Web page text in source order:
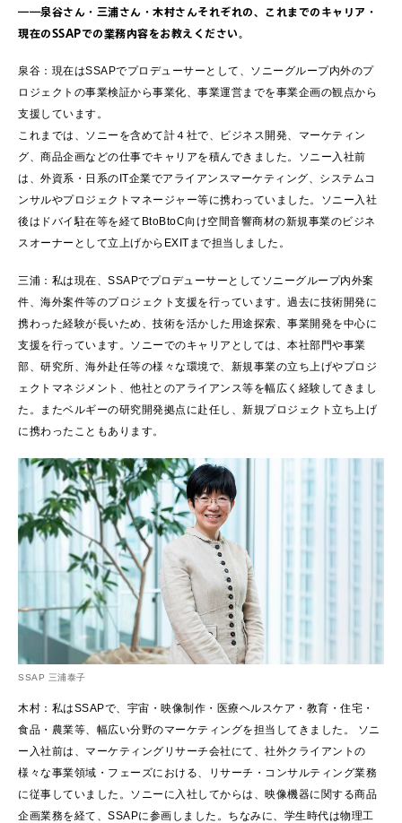
――泉谷さん・三浦さん・木村さんそれぞれの、これまでのキャリア・
現在のSSAPでの業務内容をお教えください。
泉谷：現在はSSAPでプロデューサーとして、ソニーグループ内外のプ
ロジェクトの事業検証から事業化、事業運営までを事業企画の観点から
支援しています。
これまでは、ソニーを含めて計４社で、ビジネス開発、マーケティン
グ、商品企画などの仕事でキャリアを積んできました。ソニー入社前
は、外資系・日系のIT企業でアライアンスマーケティング、システムコ
ンサルやプロジェクトマネージャー等に携わっていました。ソニー入社
後はドバイ駐在等を経てBtoBtoC向け空間音響商材の新規事業のビジネ
スオーナーとして立上げからEXITまで担当しました。
三浦：私は現在、SSAPでプロデューサーとしてソニーグループ内外案
件、海外案件等のプロジェクト支援を行っています。過去に技術開発に
携わった経験が長いため、技術を活かした用途探索、事業開発を中心に
支援を行っています。ソニーでのキャリアとしては、本社部門や事業
部、研究所、海外赴任等の様々な環境で、新規事業の立ち上げやプロジ
ェクトマネジメント、他社とのアライアンス等を幅広く経験してきまし
た。またベルギーの研究開発拠点に赴任し、新規プロジェクト立ち上げ
に携わったこともあります。
SSAP 三浦泰子
木村：私はSSAPで、宇宙・映像制作・医療ヘルスケア・教育・住宅・
食品・農業等、幅広い分野のマーケティングを担当してきました。 ソニ
ー入社前は、マーケティングリサーチ会社にて、社外クライアントの
様々な事業領域・フェーズにおける、リサーチ・コンサルティング業務
に従事していました。ソニーに入社してからは、映像機器に関する商品
企画業務を経て、SSAPに参画しました。ちなみに、学生時代は物理工